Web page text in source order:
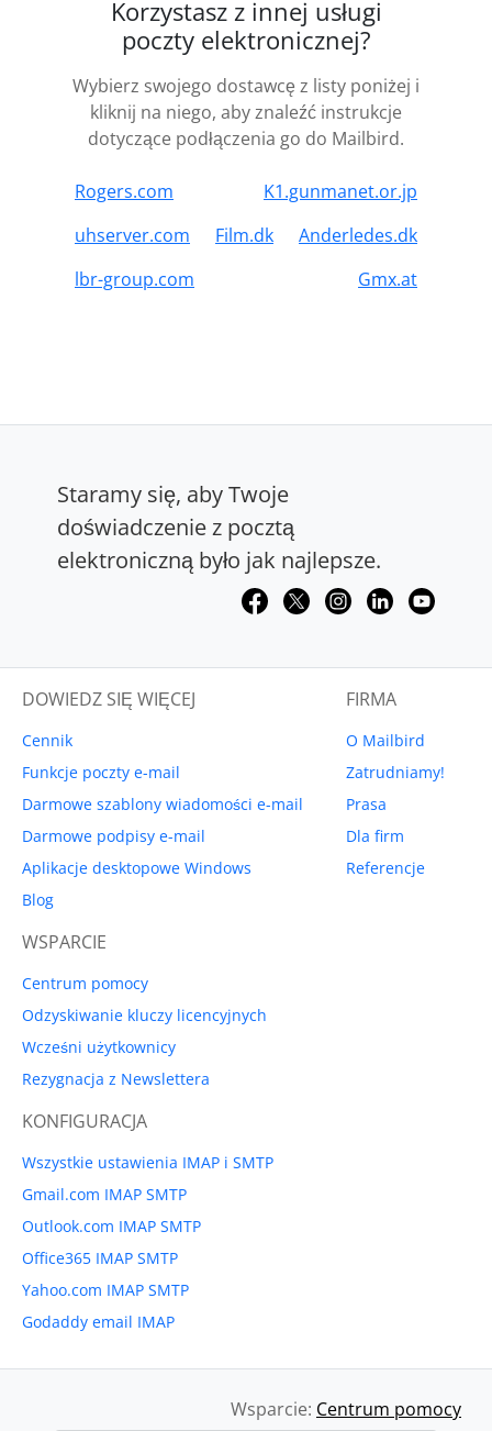
Korzystasz z innej usługi
poczty elektronicznej?
Wybierz swojego dostawcę z listy poniżej i
kliknij na niego, aby znaleźć instrukcje
dotyczące podłączenia go do Mailbird.
Rogers.com
K1.gunmanet.or.jp
uhserver.com
Film.dk
Anderledes.dk
lbr-group.com
Gmx.at
Staramy się, aby Twoje
doświadczenie z pocztą
elektroniczną było jak najlepsze.
DOWIEDZ SIĘ WIĘCEJ
Cennik
Funkcje poczty e-mail
Darmowe szablony wiadomości e-mail
Darmowe podpisy e-mail
Aplikacje desktopowe Windows
Blog
FIRMA
O Mailbird
Zatrudniamy!
Prasa
Dla firm
Referencje
WSPARCIE
Centrum pomocy
Odzyskiwanie kluczy licencyjnych
Wcześni użytkownicy
Rezygnacja z Newslettera
KONFIGURACJA
Wszystkie ustawienia IMAP i SMTP
Gmail.com IMAP SMTP
Outlook.com IMAP SMTP
Office365 IMAP SMTP
Yahoo.com IMAP SMTP
Godaddy email IMAP
Wsparcie: Centrum pomocy